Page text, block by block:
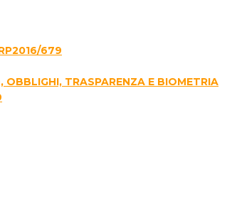
679
TRASPARENZA E BIOMETRIA